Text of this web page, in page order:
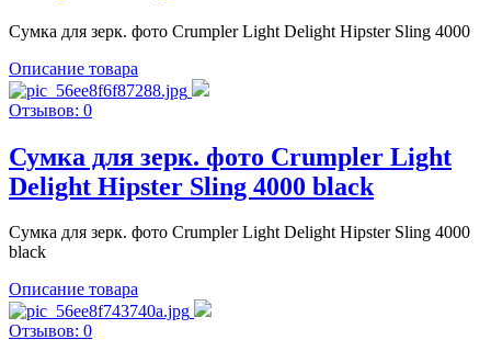
Сумка для зерк. фото Crumpler Light Delight Hipster Sling 4000
Описание товара
Отзывов: 0
Сумка для зерк. фото Crumpler Light
Delight Hipster Sling 4000 black
Сумка для зерк. фото Crumpler Light Delight Hipster Sling 4000
black
Описание товара
Отзывов: 0